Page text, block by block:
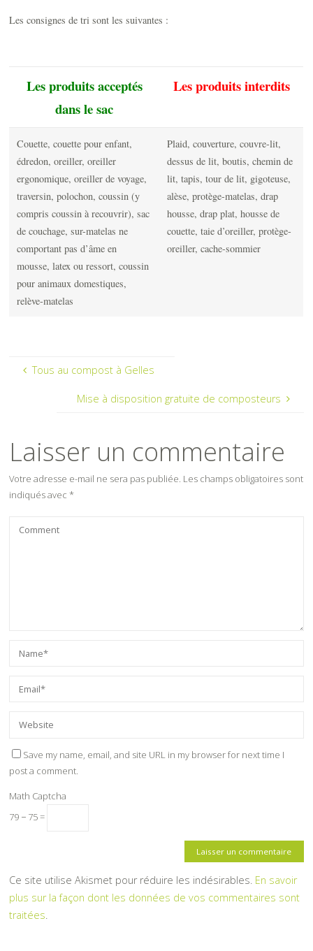
Les consignes de tri sont les suivantes :
Les produits acceptés
dans le sac
Les produits interdits
Couette, couette pour enfant,
édredon, oreiller, oreiller
ergonomique, oreiller de voyage,
traversin, polochon, coussin (y
compris coussin à recouvrir), sac
de couchage, sur-matelas ne
comportant pas d’âme en
mousse, latex ou ressort, coussin
pour animaux domestiques,
relève-matelas
Plaid, couverture, couvre-lit,
dessus de lit, boutis, chemin de
lit, tapis, tour de lit, gigoteuse,
alèse, protège-matelas, drap
housse, drap plat, housse de
couette, taie d’oreiller, protège-
oreiller, cache-sommier
Tous au compost à Gelles
Mise à disposition gratuite de composteurs
Laisser un commentaire
Votre adresse e-mail ne sera pas publiée. Les champs obligatoires sont
indiqués avec*
Save my name, email, and site URL in my browser for next time I
post a comment.
Math Captcha
79 − 75 =
Ce site utilise Akismet pour réduire les indésirables. En savoir
plus sur la façon dont les données de vos commentaires sont
traitées